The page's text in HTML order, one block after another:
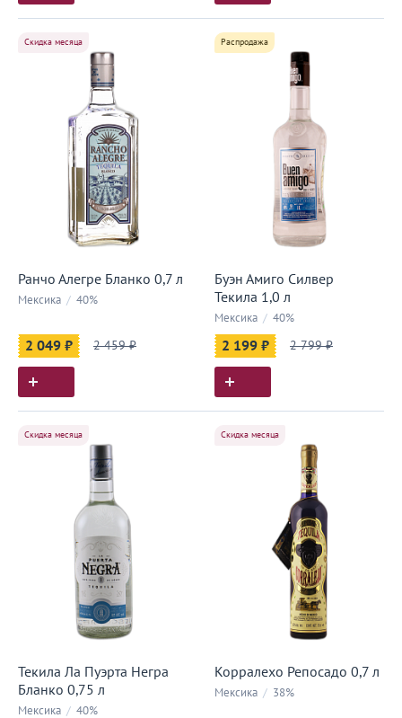
Скидка месяца
Ранчо Алегре Бланко 0,7 л
Мексика / 40%
2 049 ₽ 2 459 ₽
Распродажа
Буэн Амиго Силвер
Текила 1,0 л
Мексика / 40%
2 199 ₽ 2 799 ₽
Скидка месяца
Текила Ла Пуэрта Негра
Бланко 0,75 л
Мексика / 40%
Скидка месяца
Корралехо Репосадо 0,7 л
Мексика / 38%